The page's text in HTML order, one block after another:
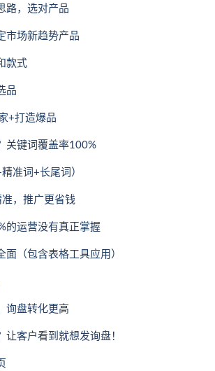
路，选对产品
市场新趋势产品
款式
品
+打造爆品
关键词覆盖率100%
准词+长尾词）
，推广更省钱
的运营没有真正掌握
（包含表格工具应用）
询盘转化更高
客户看到就想发询盘！